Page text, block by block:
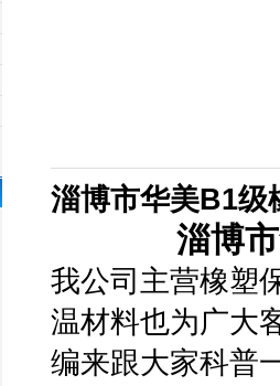
淄博市华美B1级
淄博
我公司主营橡塑
温材料也为广大
编来跟大家科普